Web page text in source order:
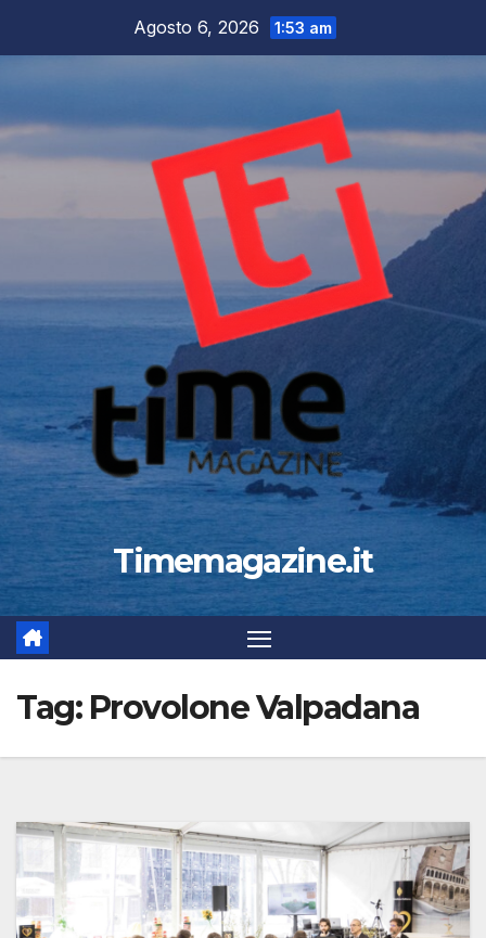
Agosto 6, 2026 1:53 am
Timemagazine.it
Tag: Provolone Valpadana